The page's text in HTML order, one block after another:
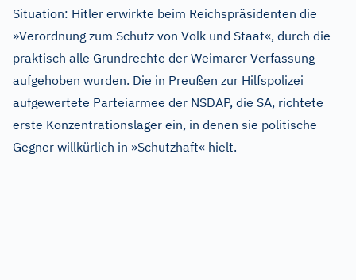
Situation: Hitler erwirkte beim Reichspräsidenten die
»Verordnung zum Schutz von Volk und Staat«, durch die
praktisch alle Grundrechte der Weimarer Verfassung
aufgehoben wurden. Die in Preußen zur Hilfspolizei
aufgewertete Parteiarmee der NSDAP, die SA, richtete
erste Konzentrationslager ein, in denen sie politische
Gegner willkürlich in »Schutzhaft« hielt.